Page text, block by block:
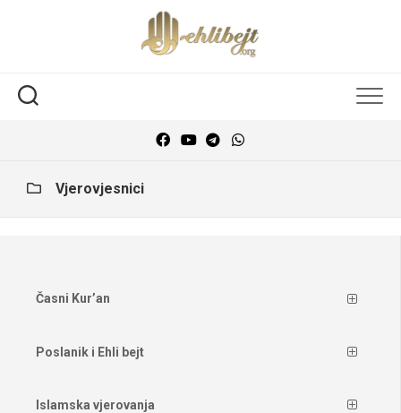
Vjerovjesnici
Časni Kur’an
Poslanik i Ehli bejt
Islamska vjerovanja